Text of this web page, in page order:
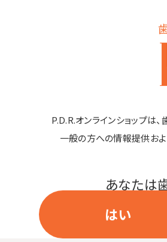
P.D.R.オンラインショップは
一般の方への情報提供およ
あなたは
はい
ン（10
ピンク（
入）